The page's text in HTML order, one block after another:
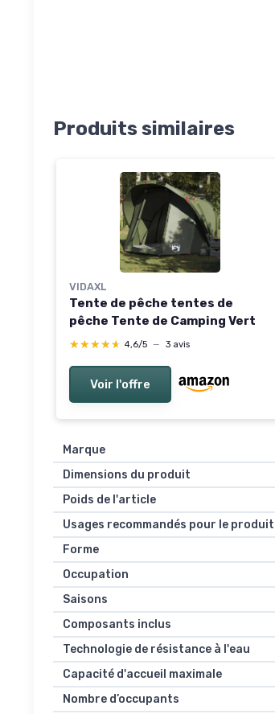
Produits similaires
VIDAXL
Tente de pêche tentes de
pêche Tente de Camping Vert
★★★★★
★★★★★ 4,6/5 — 3 avis
Voir l'offre
Marque
Dimensions du produit
Poids de l'article
Usages recommandés pour le produit
Forme
Occupation
Saisons
Composants inclus
Technologie de résistance à l'eau
Capacité d'accueil maximale
Nombre d’occupants